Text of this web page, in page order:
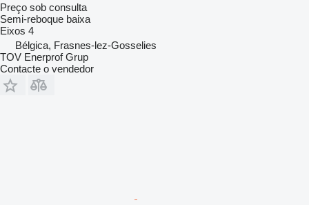
Preço sob consulta
Semi-reboque baixa
Eixos 4
Bélgica, Frasnes-lez-Gosselies
TOV Enerprof Grup
Contacte o vendedor